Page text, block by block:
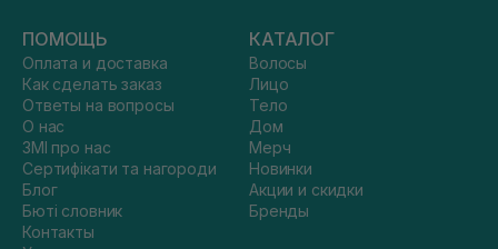
ПОМОЩЬ
Оплата и доставка
Как сделать заказ
Ответы на вопросы
О нас
ЗМІ про нас
Сертифікати та нагороди
Блог
Бюті словник
Контакты
КАТАЛОГ
Волосы
Лицо
Тело
Дом
Мерч
Новинки
Акции и скидки
Бренды